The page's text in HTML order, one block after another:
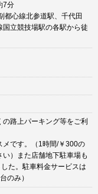
7分
都心線北参道駅、千代田
立競技場駅の各駅から徒
路上パーキング等をご利
メです。（1時間/￥300の
）また店舗地下駐車場も
た。駐車料金サービスは
のみ）